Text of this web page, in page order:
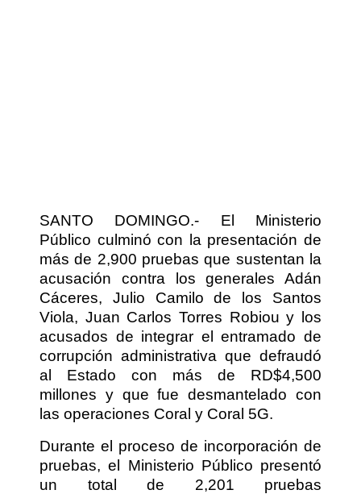
SANTO DOMINGO.- El Ministerio
Público culminó con la presentación de
más de 2,900 pruebas que sustentan la
acusación contra los generales Adán
Cáceres, Julio Camilo de los Santos
Viola, Juan Carlos Torres Robiou y los
acusados de integrar el entramado de
corrupción administrativa que defraudó
al Estado con más de RD$4,500
millones y que fue desmantelado con
las operaciones Coral y Coral 5G.
Durante el proceso de incorporación de
pruebas, el Ministerio Público presentó
un total de 2,201 pruebas